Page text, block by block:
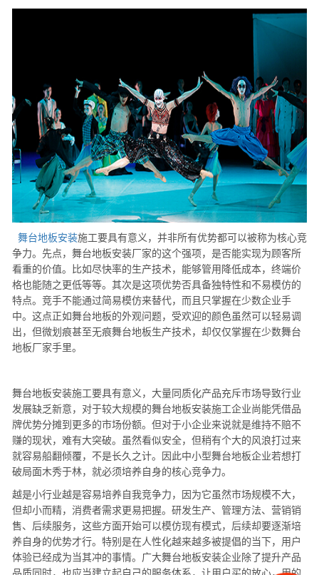
舞台地板安装施工要具有意义，并非所有优势都可以被称为核心竞
争力。先点，舞台地板安装厂家的这个强项，是否能实现为顾客所
看重的价值。比如尽快率的生产技术，能够管用降低成本，终端价
格也能随之更低等等。其次是这项优势否具备独特性和不易模仿的
特点。竞手不能通过简易模仿来替代，而且只掌握在少数企业手
中。这点正如舞台地板的外观问题，受欢迎的颜色虽然可以轻易调
出，但微划痕甚至无痕舞台地板生产技术，却仅仅掌握在少数舞台
地板厂家手里。
舞台地板安装施工要具有意义，大量同质化产品充斥市场导致行业
发展缺乏新意，对于较大规模的舞台地板安装施工企业尚能凭借品
牌优势分摊到更多的市场份额。但对于小企业来说就是维持不赔不
赚的现状，难有大突破。虽然看似安全，但稍有个大的风浪打过来
就容易船翻倾覆，不是长久之计。因此中小型舞台地板企业若想打
破局面木秀于林，就必须培养自身的核心竞争力。
越是小行业越是容易培养自我竞争力，因为它虽然市场规模不大，
但却小而精，消费者需求更易把握。研发生产、管理方法、营销销
售、后续服务，这些方面开始可以模仿现有模式，后续却要逐渐培
养自身的优势才行。特别是在人性化越来越多被提倡的当下，用户
体验已经成为当其冲的事情。广大舞台地板安装企业除了提升产品